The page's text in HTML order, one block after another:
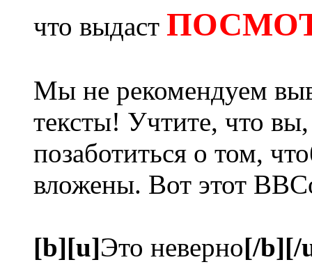
что выдаст
Мы не рекомендуем
тексты! Учтите, что
позаботиться о том,
вложены. Вот этот
[b][u]Это неверно[/b][/